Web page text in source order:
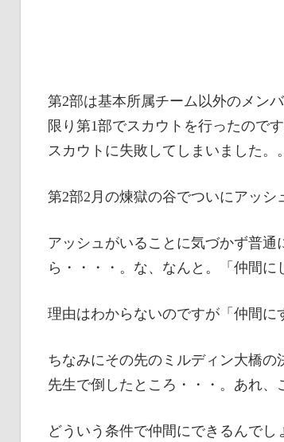
第2部は基本所属チーム以外のメン
限り第1部でスカウトを行ったので
スカウトに失敗してしまいました。
第2部2月の煉獄の谷でついにアッシ
アッシュがいることに気づかず普
ら・・・・。な、なんと。「仲間に
理由はわからないのですが「仲間に
ちなみにその先のミルディン大橋
先生で倒したところ・・・。あれ、
どういう条件で仲間にできるんでし